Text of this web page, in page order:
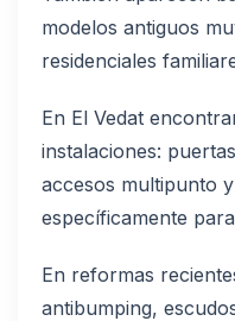
modelos antiguos
residenciales
En El Vedat
instalaciones:
accesos multipunto
específicamente
En reformas
antibumping,